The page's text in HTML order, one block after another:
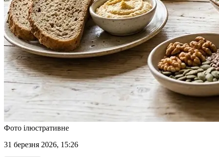
Фото ілюстративне
31 березня 2026, 15:26